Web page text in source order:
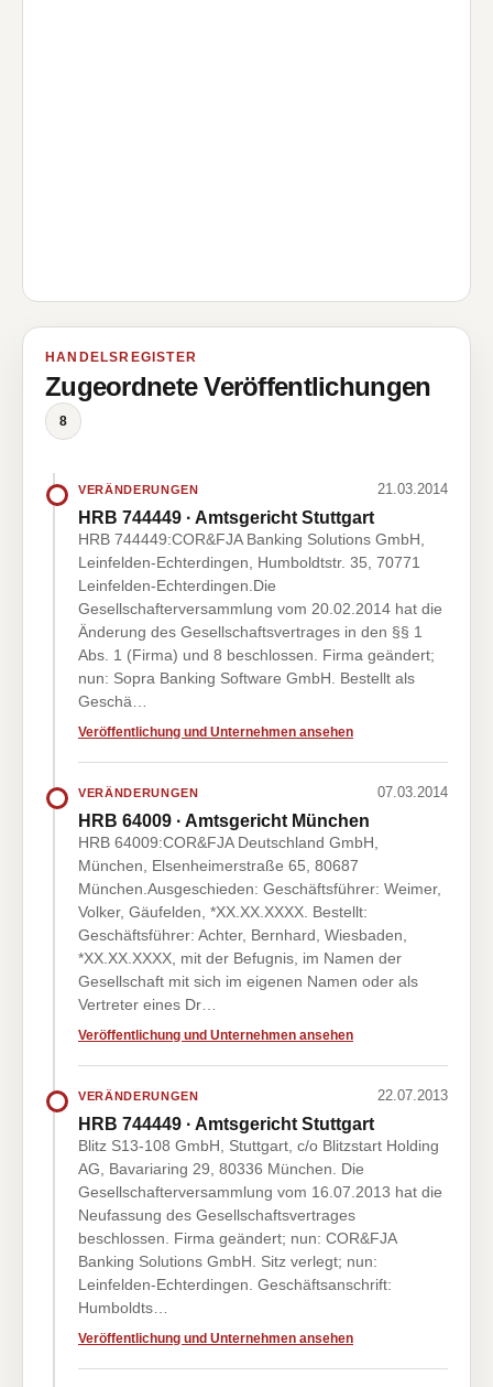
HANDELSREGISTER
Zugeordnete Veröffentlichungen
8
VERÄNDERUNGEN 21.03.2014
HRB 744449 · Amtsgericht Stuttgart
HRB 744449:COR&FJA Banking Solutions GmbH,
Leinfelden-Echterdingen, Humboldtstr. 35, 70771
Leinfelden-Echterdingen.Die
Gesellschafterversammlung vom 20.02.2014 hat die
Änderung des Gesellschaftsvertrages in den §§ 1
Abs. 1 (Firma) und 8 beschlossen. Firma geändert;
nun: Sopra Banking Software GmbH. Bestellt als
Geschä…
Veröffentlichung und Unternehmen ansehen
VERÄNDERUNGEN 07.03.2014
HRB 64009 · Amtsgericht München
HRB 64009:COR&FJA Deutschland GmbH,
München, Elsenheimerstraße 65, 80687
München.Ausgeschieden: Geschäftsführer: Weimer,
Volker, Gäufelden, *XX.XX.XXXX. Bestellt:
Geschäftsführer: Achter, Bernhard, Wiesbaden,
*XX.XX.XXXX, mit der Befugnis, im Namen der
Gesellschaft mit sich im eigenen Namen oder als
Vertreter eines Dr…
Veröffentlichung und Unternehmen ansehen
VERÄNDERUNGEN 22.07.2013
HRB 744449 · Amtsgericht Stuttgart
Blitz S13-108 GmbH, Stuttgart, c/o Blitzstart Holding
AG, Bavariaring 29, 80336 München. Die
Gesellschafterversammlung vom 16.07.2013 hat die
Neufassung des Gesellschaftsvertrages
beschlossen. Firma geändert; nun: COR&FJA
Banking Solutions GmbH. Sitz verlegt; nun:
Leinfelden-Echterdingen. Geschäftsanschrift:
Humboldts…
Veröffentlichung und Unternehmen ansehen